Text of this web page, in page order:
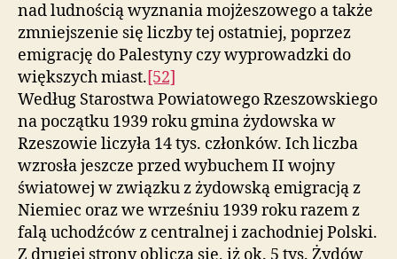
nad ludnością wyznania mojżeszowego a także
zmniejszenie się liczby tej ostatniej, poprzez
emigrację do Palestyny czy wyprowadzki do
większych miast.[52]
Według Starostwa Powiatowego Rzeszowskiego
na początku 1939 roku gmina żydowska w
Rzeszowie liczyła 14 tys. członków. Ich liczba
wzrosła jeszcze przed wybuchem II wojny
światowej w związku z żydowską emigracją z
Niemiec oraz we wrześniu 1939 roku razem z
falą uchodźców z centralnej i zachodniej Polski.